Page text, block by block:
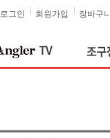
장바구니
회원가입
로그인